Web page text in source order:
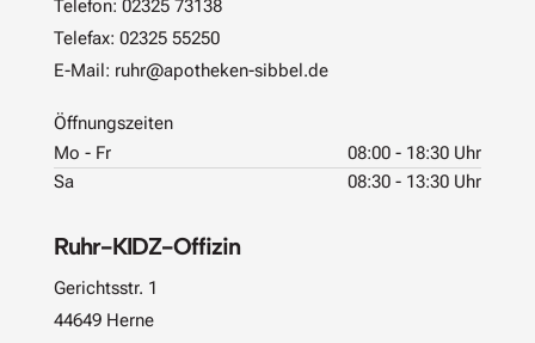
Telefon: 02325 73138
Telefax: 02325 55250
E-Mail: ruhr@apotheken-sibbel.de
Öffnungszeiten
Mo - Fr
08:00 - 18:30 Uhr
Sa
08:30 - 13:30 Uhr
Ruhr-KIDZ-Offizin
Gerichtsstr. 1
44649 Herne